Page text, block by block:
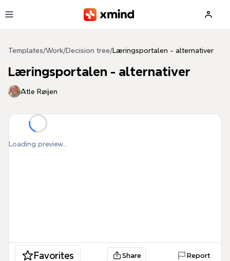
Templates/Work/Decision tree/Læringsportalen - alternativer
Læringsportalen - alternativer
Atle Røijen
Loading preview...
Favorites Share Report